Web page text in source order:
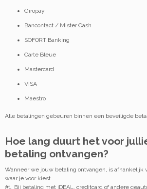
Giropay
Bancontact / Mister Cash
SOFORT Banking
Carte Bleue
Mastercard
VISA
Maestro
Alle betalingen gebeuren binnen een beveiligde
Hoe lang duurt het voor
betaling ontvangen?
Wanneer we jouw betaling ontvangen, is afhankelijk
waar je voor kiest.
#1. Bij betaling met iDEAL, creditcard of andere